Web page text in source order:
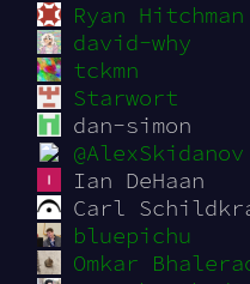
Ryan Hitchman
david-why
tckmn
Starwort
dan-simon
@AlexSkidanov
Ian DeHaan
Carl
bluepichu
Omkar